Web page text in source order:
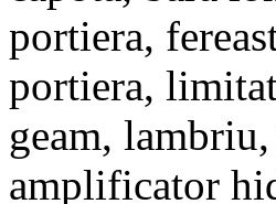
portiera,
portiera,
geam,
amplificator